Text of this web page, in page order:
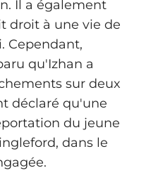
Il a également
droit à une vie de
Cependant,
qu'Izhan a
sur deux
déclaré qu'une
du jeune
dans le